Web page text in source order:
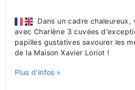
Dans un cadre chaleureux,
avec Charlène 3 cuvées
papilles gustatives savourer les
de la Maison Xavier Loriot !
Plus d'infos »